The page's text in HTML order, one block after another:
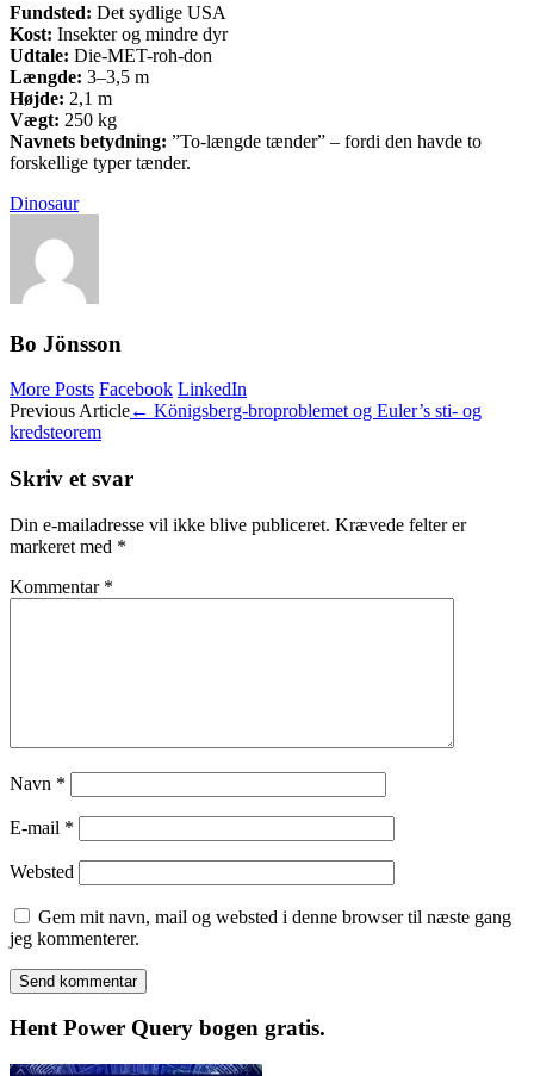
Fundsted: Det sydlige USA
Kost: Insekter og mindre dyr
Udtale: Die-MET-roh-don
Længde: 3–3,5 m
Højde: 2,1 m
Vægt: 250 kg
Navnets betydning: ”To-længde tænder” – fordi den havde to
forskellige typer tænder.
Dinosaur
Bo Jönsson
More Posts Facebook LinkedIn
Post
navigation
Previous Article← Königsberg-broproblemet og Euler’s sti- og
kredsteorem
Skriv et svar
Din e-mailadresse vil ikke blive publiceret. Krævede felter er
markeret med *
Kommentar *
Navn *
E-mail *
Websted
Gem mit navn, mail og websted i denne browser til næste gang
jeg kommenterer.
Hent Power Query bogen gratis.